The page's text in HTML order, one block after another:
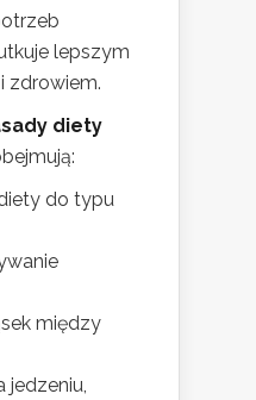
lepszym
zdrowiem.
diety
do typu
między
jedzeniu,